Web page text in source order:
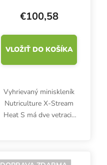
plastový skleník s
vykurovaním
€100,58
VLOŽIŤ DO KOŠÍKA
Vyhrievaný miniskleník
Nutriculture X-Stream
Heat S má dve vetracie
byliniek. Plastový